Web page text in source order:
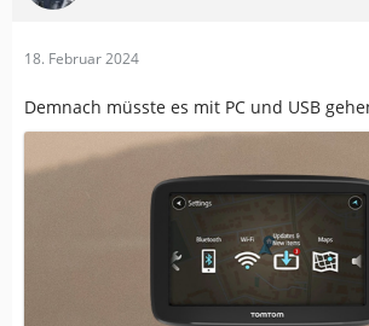
18. Februar 2024
Demnach müsste es mit PC und USB